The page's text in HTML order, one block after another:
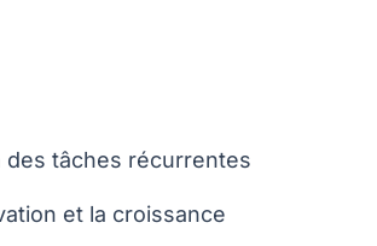
tâches récurrentes
et la croissance